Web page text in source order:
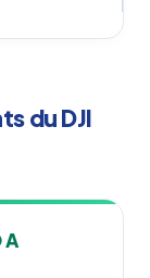
du DJI
A